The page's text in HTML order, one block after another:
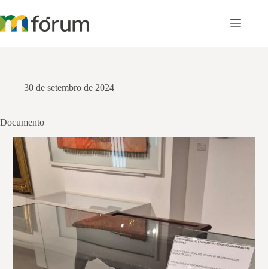
para
o
30 de setembro de 2024
Documento